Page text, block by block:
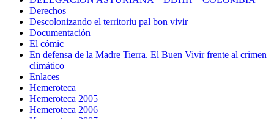
Derechos
Descolonizando el territoriu pal bon vivir
Documentación
El cómic
En defensa de la Madre Tierra. El Buen Vivir frente al crimen
climático
Enlaces
Hemeroteca
Hemeroteca 2005
Hemeroteca 2006